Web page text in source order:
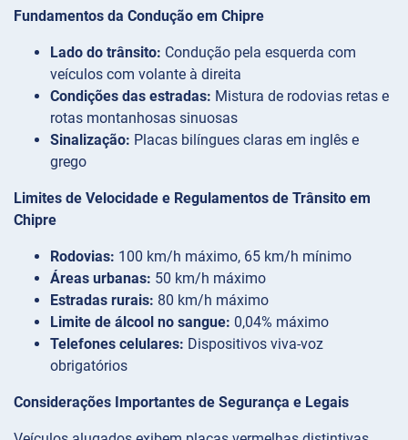
Fundamentos da Condução em Chipre
Lado do trânsito: Condução pela esquerda com
veículos com volante à direita
Condições das estradas: Mistura de rodovias retas e
rotas montanhosas sinuosas
Sinalização: Placas bilíngues claras em inglês e
grego
Limites de Velocidade e Regulamentos de Trânsito em
Chipre
Rodovias: 100 km/h máximo, 65 km/h mínimo
Áreas urbanas: 50 km/h máximo
Estradas rurais: 80 km/h máximo
Limite de álcool no sangue: 0,04% máximo
Telefones celulares: Dispositivos viva-voz
obrigatórios
Considerações Importantes de Segurança e Legais